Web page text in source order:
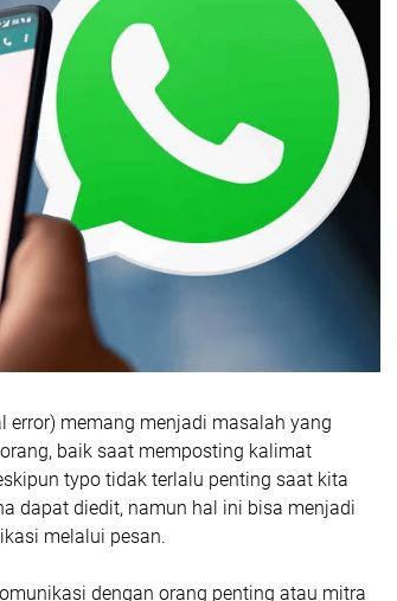
error) memang menjadi masalah yang
baik saat memposting kalimat
typo tidak terlalu penting saat kita
dapat diedit, namun hal ini bisa menjadi
melalui pesan.
dengan orang penting atau mitra